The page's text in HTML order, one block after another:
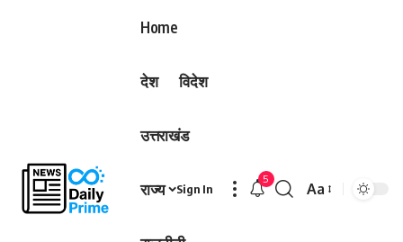
Home
देश विदेश
उत्तराखंड
राज्य Sign In
5
Font
Aa